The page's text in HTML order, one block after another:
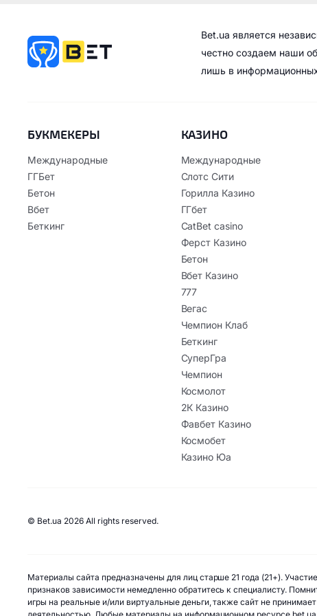
Bet.ua является
честно создаем наши
лишь в
БУКМЕКЕРЫ
Международные
ГГБет
Бетон
Вбет
Беткинг
КАЗИНО
Международные
Слотс Сити
Горилла Казино
ГГбет
CatBet casino
Ферст Казино
Бетон
Вбет Казино
777
Вегас
Чемпион Клаб
Беткинг
СуперГра
Чемпион
Космолот
2К Казино
Фавбет Казино
Космобет
Казино Юа
© Bet.ua 2026 All rights reserved.
Материалы сайта предназначены для лиц старше 21 года (21+).
признаков зависимости немедленно обратитесь к специалисту.
игры на реальные и/или виртуальные деньги, также сайт не